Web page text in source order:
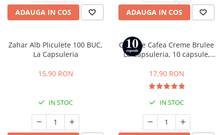
ADAUGA IN COS ADAUGA IN COS
Zahar Alb Pliculete 100 BUC,
La Capsuleria
15,90 RON
IN STOC
Capsule Cafea Creme Brulee
La Capsuleria, 10 capsule,
17,90 RON
IN STOC